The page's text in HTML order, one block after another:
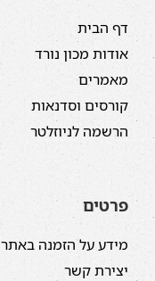
דף הבית
אודות מכון נורד
מאמרים
קורסים וסדנאות
הרשמה לניוזלטר
פרטים
מידע על הזמנה באתר
יצירת קשר